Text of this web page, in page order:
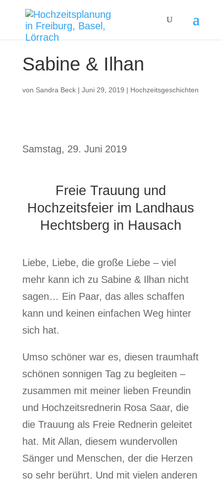
Sabine & Ilhan
von Sandra Beck| Juni 29, 2019 | Hochzeitsgeschichten
Samstag, 29. Juni 2019
Freie Trauung und
Hochzeitsfeier im Landhaus
Hechtsberg in Hausach
Liebe, Liebe, die große Liebe – viel
mehr kann ich zu Sabine & Ilhan nicht
sagen… Ein Paar, das alles schaffen
kann und keinen einfachen Weg hinter
sich hat.
Umso schöner war es, diesen traumhaft
schönen sonnigen Tag zu begleiten –
zusammen mit meiner lieben Freundin
und Hochzeitsrednerin Rosa Saar, die
die Trauung als Freie Rednerin geleitet
hat. Mit Allan, diesem wundervollen
Sänger und Menschen, der die Herzen
so sehr berührt. Und mit vielen anderen